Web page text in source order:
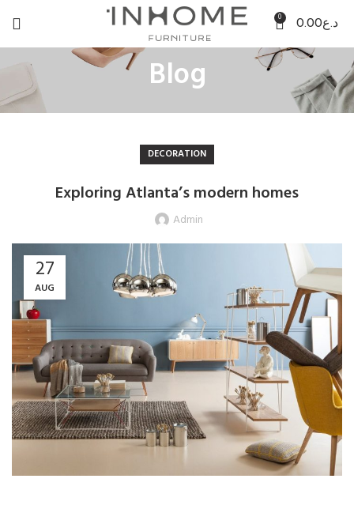
0 د.ع0.00
Blog
DECORATION
Exploring Atlanta’s modern homes
Admin
27
AUG